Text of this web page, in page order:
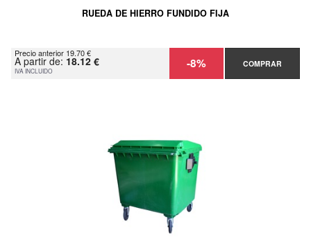
RUEDA DE HIERRO FUNDIDO FIJA
Precio anterior 19.70 €
A partir de: 18.12 €
IVA INCLUIDO -8% COMPRAR